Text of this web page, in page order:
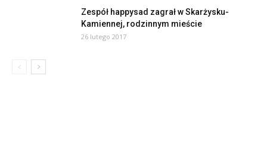
Zespół happysad zagrał w Skarżysku-
Kamiennej, rodzinnym mieście
26 lutego 2017